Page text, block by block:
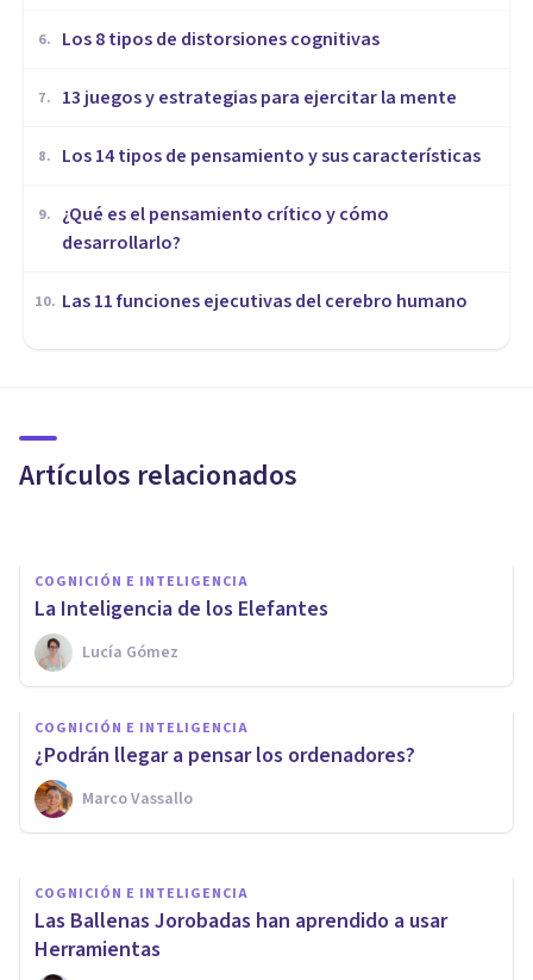
6. Los 8 tipos de distorsiones cognitivas
7. 13 juegos y estrategias para ejercitar la mente
8. Los 14 tipos de pensamiento y sus características
9.
¿Qué es el pensamiento crítico y cómo
desarrollarlo?
10. Las 11 funciones ejecutivas del cerebro humano
Artículos relacionados
¿Tienen cognición los insectos?
COGNICIÓN E INTELIGENCIA
La Inteligencia de los Elefantes
Lucía Gómez
COGNICIÓN E INTELIGENCIA
¿Podrán llegar a pensar los ordenadores?
Marco Vassallo
12 curiosidades sobre la
inteligencia de los delfines
Oscar Castillero Mimenza
COGNICIÓN E INTELIGENCIA
Las Ballenas Jorobadas han aprendido a usar
Herramientas